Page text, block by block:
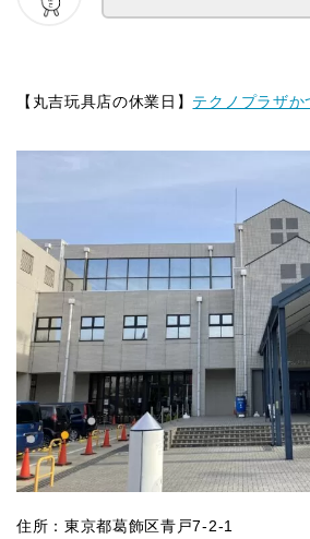
【丸吉玩具店の休業日】 テクノプラザか
住所：東京都葛飾区青戸7-2-1